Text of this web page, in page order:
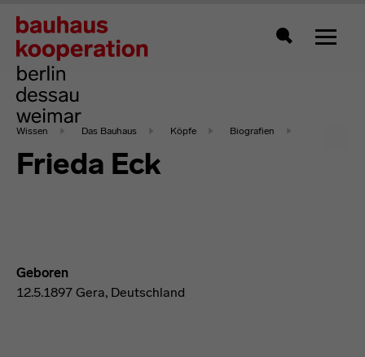
Zeigt
Wissen Das Bauhaus Köpfe Biografien
Frieda Eck
Geboren
12.5.1897 Gera, Deutschland